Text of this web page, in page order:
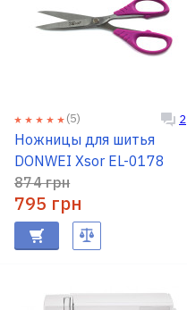
(5) 2
Ножницы для шитья
DONWEI Xsor EL-0178
874 грн
795 грн